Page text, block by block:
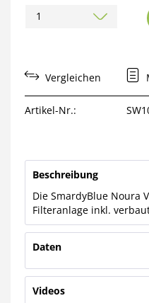
Vergleichen
Artikel-Nr.:
Beschreibung
Die SmardyBlue Noura
Filteranlage inkl.
Daten
Videos